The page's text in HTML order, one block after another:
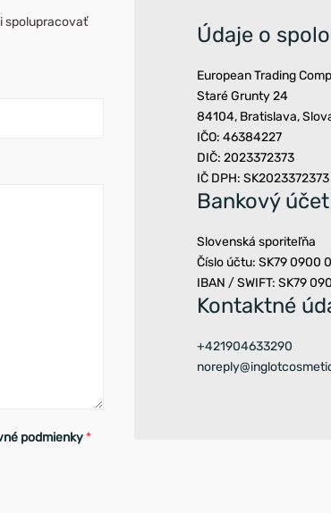
spolupracovať
podmienky*
Údaje o
European Trading
Staré Grunty 24
84104, Bratislava,
IČO: 46384227
DIČ: 2023372373
IČ DPH: SK2023372373
Bankový
Slovenská sporiteľňa
Číslo účtu: SK79 0900
IBAN / SWIFT: SK79
Kontaktné
+421904633290